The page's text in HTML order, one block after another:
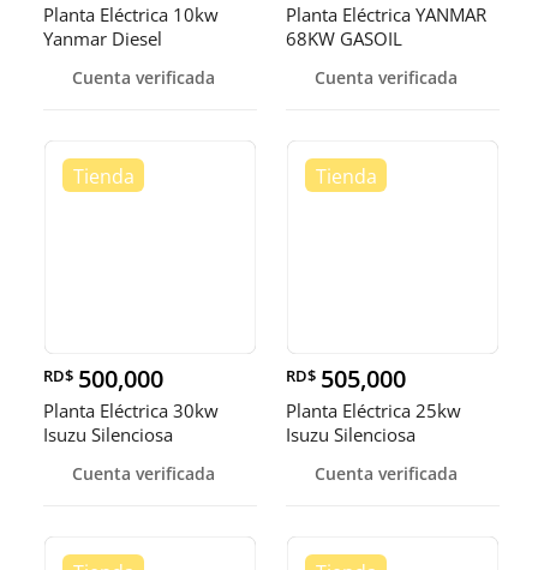
Planta Eléctrica 10kw
Yanmar Diesel
Cuenta verificada
Planta Eléctrica YANMAR
68KW GASOIL
Cuenta verificada
RD$ 500,000
Planta Eléctrica 30kw
Isuzu Silenciosa
Cuenta verificada
RD$ 505,000
Planta Eléctrica 25kw
Isuzu Silenciosa
Cuenta verificada